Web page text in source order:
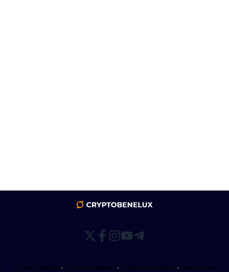
Privacybeleid•Correctiebeleid• Redactiebeleid •Disclaimer